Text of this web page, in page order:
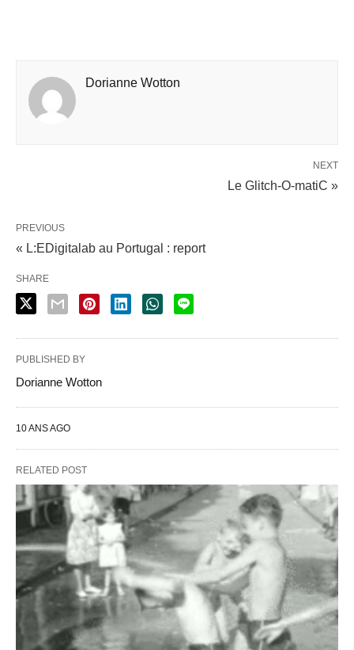
Dorianne Wotton
NEXT
Le Glitch-O-matiC »
PREVIOUS
« L:EDigitalab au Portugal : report
SHARE
PUBLISHED BY
Dorianne Wotton
10 ANS AGO
RELATED POST